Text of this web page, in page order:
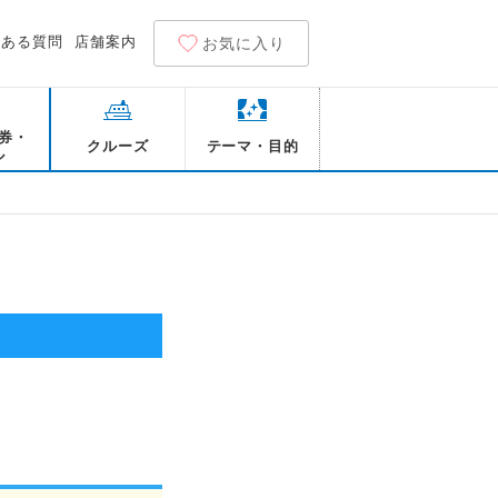
る質問 店舗案内 お気に入り
・
クルーズ テーマ・目的